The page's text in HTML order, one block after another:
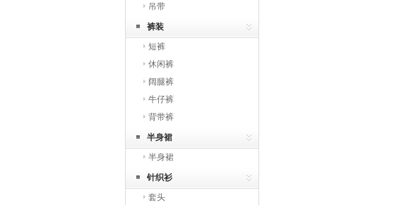
吊带
裤装
短裤
休闲裤
阔腿裤
牛仔裤
背带裤
半身裙
半身裙
针织衫
套头